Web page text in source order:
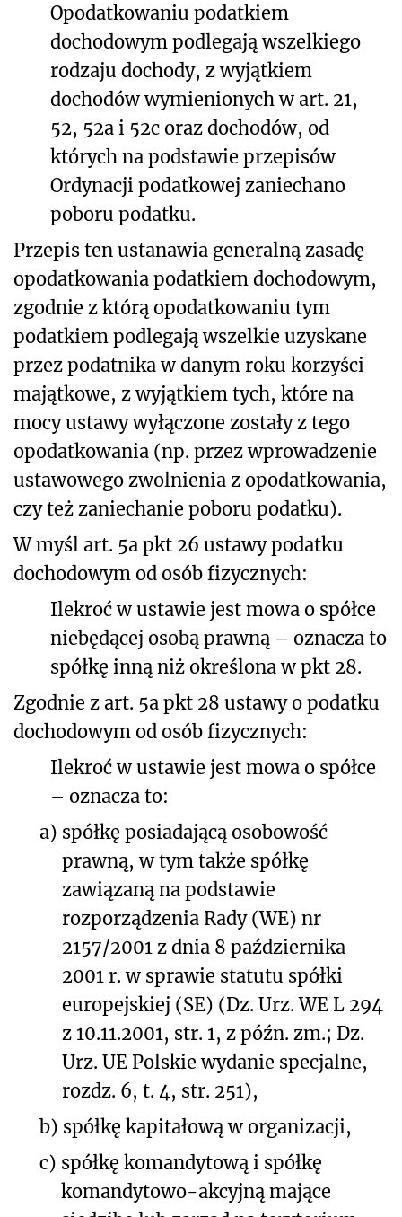
Opodatkowaniu podatkiem
dochodowym podlegają wszelkiego
rodzaju dochody, z wyjątkiem
dochodów wymienionych w art. 21,
52, 52a i 52c oraz dochodów, od
których na podstawie przepisów
Ordynacji podatkowej zaniechano
poboru podatku.
Przepis ten ustanawia generalną zasadę
opodatkowania podatkiem dochodowym,
zgodnie z którą opodatkowaniu tym
podatkiem podlegają wszelkie uzyskane
przez podatnika w danym roku korzyści
majątkowe, z wyjątkiem tych, które na
mocy ustawy wyłączone zostały z tego
opodatkowania (np. przez wprowadzenie
ustawowego zwolnienia z opodatkowania,
czy też zaniechanie poboru podatku).
W myśl art. 5a pkt 26 ustawy podatku
dochodowym od osób fizycznych:
Ilekroć w ustawie jest mowa o spółce
niebędącej osobą prawną – oznacza to
spółkę inną niż określona w pkt 28.
Zgodnie z art. 5a pkt 28 ustawy o podatku
dochodowym od osób fizycznych:
Ilekroć w ustawie jest mowa o spółce
– oznacza to:
a) spółkę posiadającą osobowość
prawną, w tym także spółkę
zawiązaną na podstawie
rozporządzenia Rady (WE) nr
2157/2001 z dnia 8 października
2001 r. w sprawie statutu spółki
europejskiej (SE) (Dz. Urz. WE L 294
z 10.11.2001, str. 1, z późn. zm.; Dz.
Urz. UE Polskie wydanie specjalne,
rozdz. 6, t. 4, str. 251),
b) spółkę kapitałową w organizacji,
c) spółkę komandytową i spółkę
komandytowo-akcyjną mające